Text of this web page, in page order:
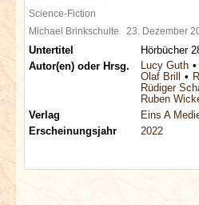
Science-Fiction
Michael Brinkschulte 23. Dezember
Untertitel
Hörbücher
Autor(en) oder Hrsg.
Lucy Guth
Olaf Brill
Rüdiger
Ruben
Verlag
Eins A
Erscheinungsjahr
2022